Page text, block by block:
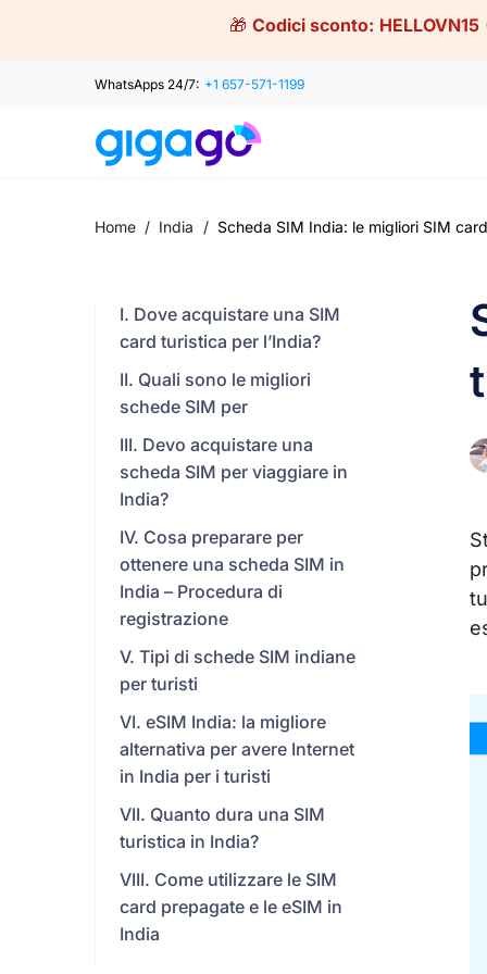
🎁 Codici sconto: HELLOVN15
WhatsApps 24/7: +1 657-571-1199
Home / India / Scheda SIM India: le migliori SIM
I. Dove acquistare una SIM
card turistica per l’India?
II. Quali sono le migliori
schede SIM per
III. Devo acquistare una
scheda SIM per viaggiare in
India?
IV. Cosa preparare per
ottenere una scheda SIM in
India – Procedura di
registrazione
V. Tipi di schede SIM indiane
per turisti
VI. eSIM India: la migliore
alternativa per avere Internet
in India per i turisti
VII. Quanto dura una SIM
turistica in India?
VIII. Come utilizzare le SIM
card prepagate e le eSIM in
India